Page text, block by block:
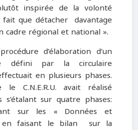
inspirée de la volonté
fait que détacher davantage
cadre régional et national ».
d’élaboration d’un
défini par la circulaire
en plusieurs phases.
le C.N.E.R.U. avait réalisé
s’étalant sur quatre phases:
sur les « Données et
en faisant le bilan sur la